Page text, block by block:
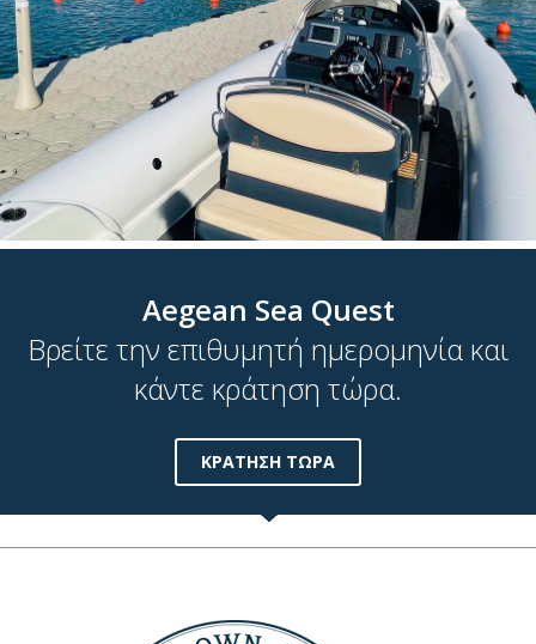
Aegean Sea Quest
Βρείτε την επιθυμητή ημερομηνία και
κάντε κράτηση τώρα.
ΚΡΑΤΗΣΗ ΤΩΡΑ